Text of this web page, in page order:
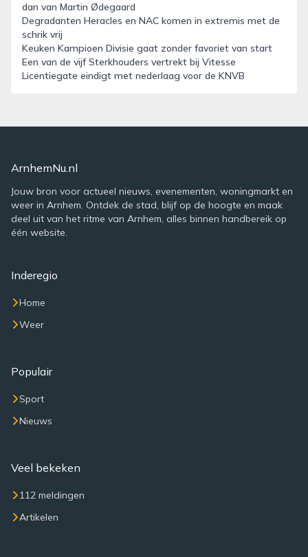
dan van Martin Ødegaard
Degradanten Heracles en NAC komen in extremis met de
schrik vrij
Keuken Kampioen Divisie gaat zonder favoriet van start
Een van de vijf Sterkhouders vertrekt bij Vitesse
Licentiegate eindigt met nederlaag voor de KNVB
ArnhemNu.nl
Jouw bron voor actueel nieuws, evenementen, woningmarkt en
weer in Arnhem. Ontdek de stad, blijf op de hoogte en maak
deel uit van het ritme van Arnhem, alles binnen handbereik op
één website.
Inderegio
Home
Weer
Populair
Sport
Nieuws
Veel bekeken
112 meldingen
Artikelen